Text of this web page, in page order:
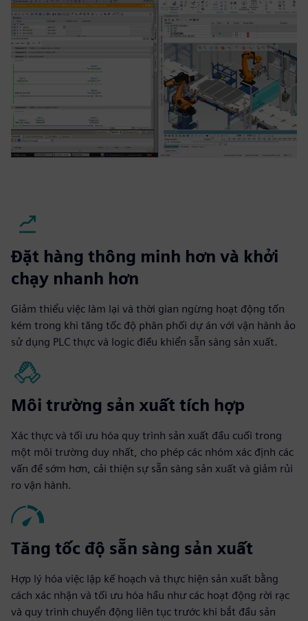
Đặt hàng thông minh hơn và khởi
chạy nhanh hơn
Giảm thiểu việc làm lại và thời gian ngừng hoạt động tốn
kém trong khi tăng tốc độ phân phối dự án với vận hành ảo
sử dụng PLC thực và logic điều khiển sẵn sàng sản xuất.
Môi trường sản xuất tích hợp
Xác thực và tối ưu hóa quy trình sản xuất đầu cuối trong
một môi trường duy nhất, cho phép các nhóm xác định các
vấn đề sớm hơn, cải thiện sự sẵn sàng sản xuất và giảm rủi
ro vận hành.
Tăng tốc độ sẵn sàng sản xuất
Hợp lý hóa việc lập kế hoạch và thực hiện sản xuất bằng
cách xác nhận và tối ưu hóa hầu như các hoạt động rời rạc
và quy trình chuyển động liên tục trước khi bắt đầu sản